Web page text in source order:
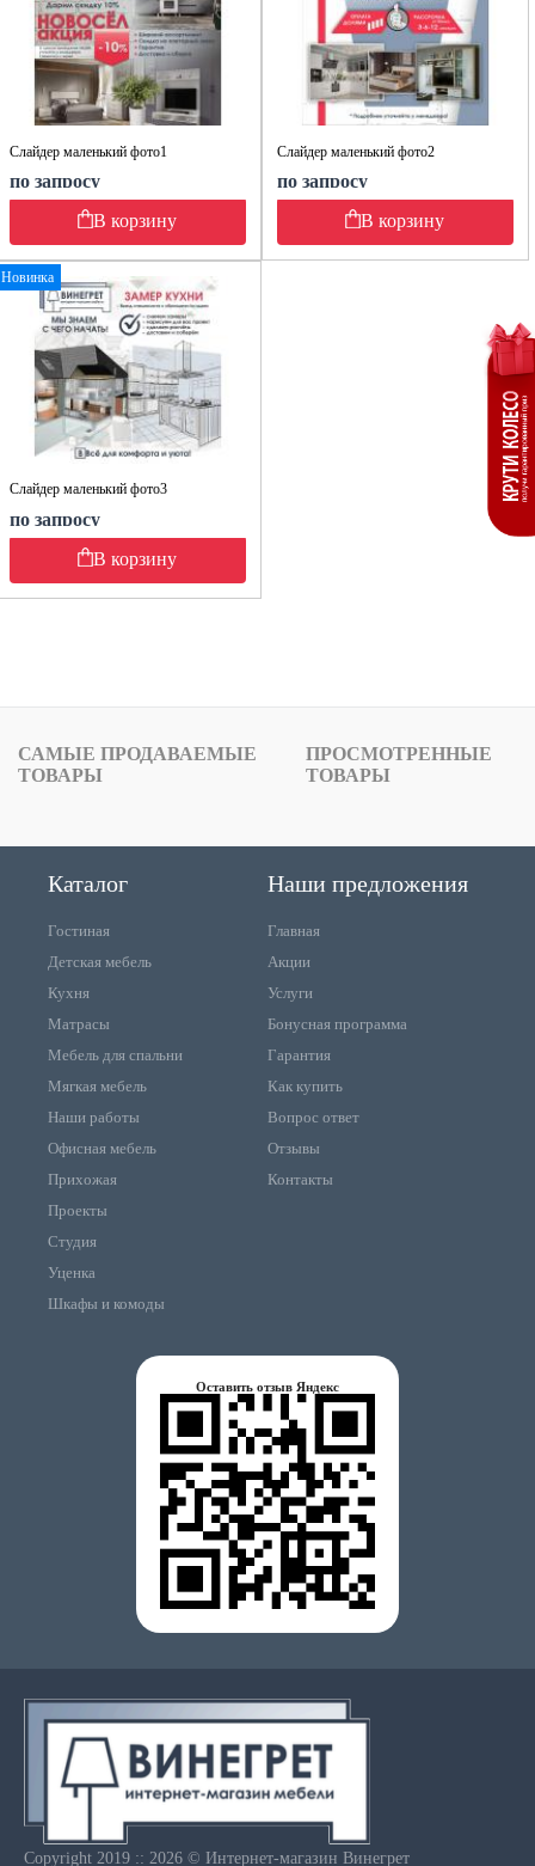
Слайдер маленький фото1
по запросу
В корзину
Слайдер маленький фото2
по запросу
В корзину
Новинка
Слайдер маленький фото3
по запросу
В корзину
САМЫЕ ПРОДАВАЕМЫЕ
ТОВАРЫ
ПРОСМОТРЕННЫЕ
ТОВАРЫ
Каталог
Гостиная
Детская мебель
Кухня
Матрасы
Мебель для спальни
Мягкая мебель
Наши работы
Офисная мебель
Прихожая
Проекты
Студия
Уценка
Шкафы и комоды
Наши предложения
Главная
Акции
Услуги
Бонусная программа
Гарантия
Как купить
Вопрос ответ
Отзывы
Контакты
Оставить отзыв Яндекс
Copyright 2019 :: 2026 © Интернет-магазин Винегрет